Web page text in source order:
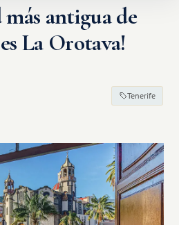
más antigua de
La Orotava!
Tenerife